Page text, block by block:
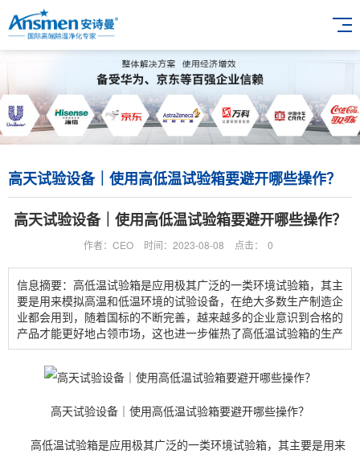
高天试验设备｜使用高低温试验箱要避开哪些操作？
高天试验设备｜使用高低温试验箱要避开哪些操作？
作者：CEO 时间：2023-08-08 点击： 0
信息摘要：高低温试验箱是应用极其广泛的一类环境试验箱，其主
要是用来模拟高温和低温环境的试验设备，在绝大多数生产制造企
业都会用到，随着国标的不断完善，越来越多的企业意识到合格的
产品才能更好地占领市场，这也进一步催热了高低温试验箱的生产
高天试验设备｜使用高低温试验箱要避开哪些操作？
高低温试验箱是应用极其广泛的一类环境试验箱，其主要是用来